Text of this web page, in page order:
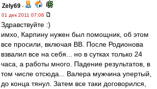
Zely69 -
01 дек 2011 07:06
Здравствуйте :)
имхо, Карпину нужен был помощник, об этом
все просили, включая ВВ. После Родионова
взвалил все на себя... но в сутках только 24
часа, а работы много. Падение результатов, в
том числе отсюда... Валера мужчина упертый,
до конца тянул. Затем все таки договорился,